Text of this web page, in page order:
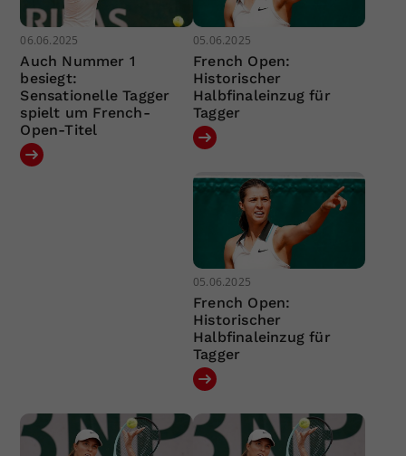
06.06.2025
Auch Nummer 1
besiegt:
Sensationelle Tagger
spielt um French-
Open-Titel
05.06.2025
French Open:
Historischer
Halbfinaleinzug für
Tagger
05.06.2025
French Open:
Historischer
Halbfinaleinzug für
Tagger